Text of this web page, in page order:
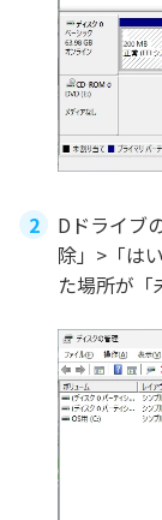
Dドライブ
除」>「は
た場所が「